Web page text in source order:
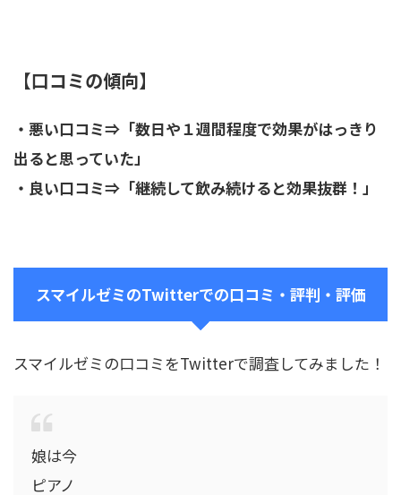
【口コミの傾向】
・悪い口コミ⇒「数日や１週間程度で効果がはっきり
出ると思っていた」
・良い口コミ⇒「継続して飲み続けると効果抜群！」
スマイルゼミのTwitterでの口コミ・評判・評価
スマイルゼミの口コミをTwitterで調査してみました！
娘は今
ピアノ